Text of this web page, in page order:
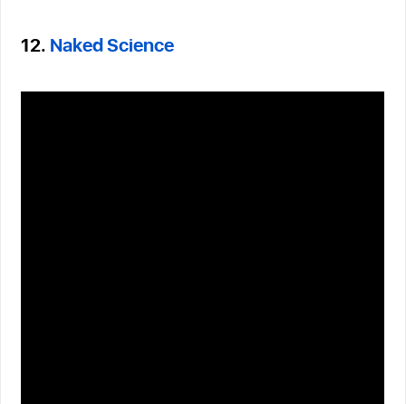
12. Naked Science